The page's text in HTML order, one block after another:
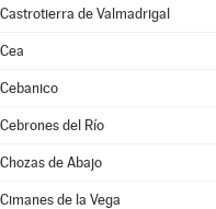
Castrotierra de Valmadrigal
Cea
Cebanico
Cebrones del Río
Chozas de Abajo
Cimanes de la Vega